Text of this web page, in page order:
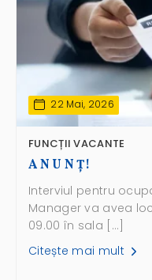
22 Mai, 2026
FUNCȚII VACANTE
A N U N Ţ!
Interviul pentru
Manager va avea
09.00 în sala […]
Citește mai mult